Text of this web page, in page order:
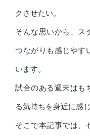
クさせたい。
そんな思いから、ス
つながりも感じやす
います。
試合のある週末はも
る気持ちを身近に感
そこで本記事では、